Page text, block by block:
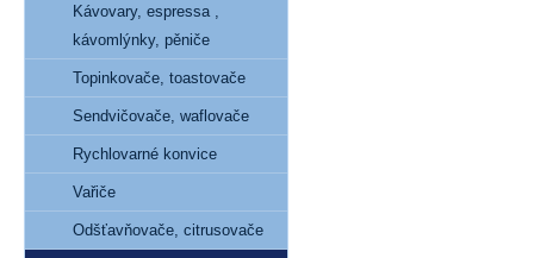
Kávovary, espressa ,
kávomlýnky, pěniče
Topinkovače, toastovače
Sendvičovače, waflovače
Rychlovarné konvice
Vařiče
Odšťavňovače, citrusovače